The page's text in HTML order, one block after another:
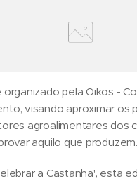
pela Oikos -
visando aproximar os
agroalimentares dos
aquilo que produzem.
a Castanha', esta